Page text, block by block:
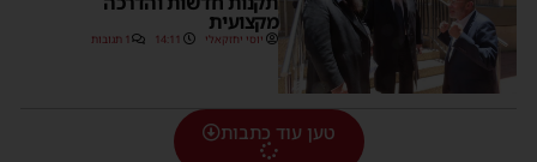
מקצועית
יוסי יחזקאלי 14:11 1 תגובות
טען עוד כתבות